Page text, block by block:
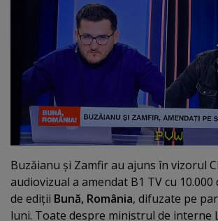
Buzăianu şi Zamfir au ajuns în vizorul
audiovizual a amendat B1 TV cu
de ediţii Bună, România, difuzate pe
luni. Toate despre ministrul de interne